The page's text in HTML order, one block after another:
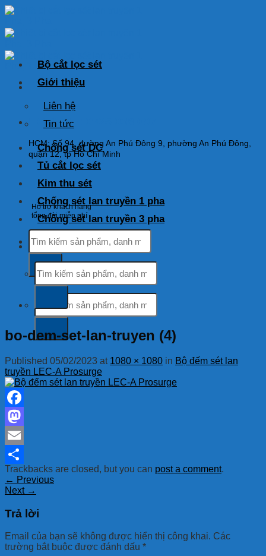
Skip
content
HOTLINE: 0925 038 097
HCM: Số 94, đường An Phú Đông 9, phường An Phú Đông,
quận 12, tp Hồ Chí Minh
Hỗ trợ khách hàng
tổng đài miễn phí
Tìm
kiếm:
kiếm:
Bộ cắt lọc sét
Giới thiệu
Liên hệ
Tin tức
Chống sét DC
Tủ cắt lọc sét
Kim thu sét
Chống sét lan truyền 1 pha
Chống sét lan truyền 3 pha
Tìm
kiếm:
bo-dem-set-lan-truyen (4)
Published 05/02/2023 at 1080 × 1080 in Bộ đếm sét lan
truyền LEC-A Prosurge
Facebook
Mastodon
Email
Share
Trackbacks are closed, but you can post a comment.
← Previous
Next →
Trả lời
Email của bạn sẽ không được hiển thị công khai. Các
trường bắt buộc được đánh dấu *